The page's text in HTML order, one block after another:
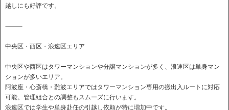
越しにも好評です。
⸻
中央区・西区・浪速区エリア
中央区や西区はタワーマンションや分譲マンションが多く、浪速区は単身マン
ションが多いエリア。
阿波座・心斎橋・難波エリアではタワーマンション専用の搬出入ルートに対応
可能。管理組合との調整もスムーズに行います。
浪速区では学生や単身赴任の引越し依頼が特に増加中です。